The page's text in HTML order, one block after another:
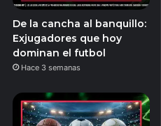
De la cancha al banquillo:
Exjugadores que hoy
dominan el futbol
Hace 3 semanas